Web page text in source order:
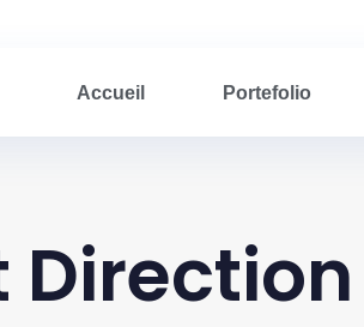
Accueil Portefolio
Direction